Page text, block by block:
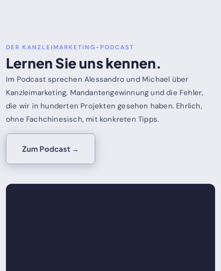
DER KANZLEIMARKETING-PODCAST
Lernen Sie uns kennen.
Im Podcast sprechen Alessandro und Michael über
Kanzleimarketing, Mandantengewinnung und die Fehler,
die wir in hunderten Projekten gesehen haben. Ehrlich,
ohne Fachchinesisch, mit konkreten Tipps.
Zum Podcast →